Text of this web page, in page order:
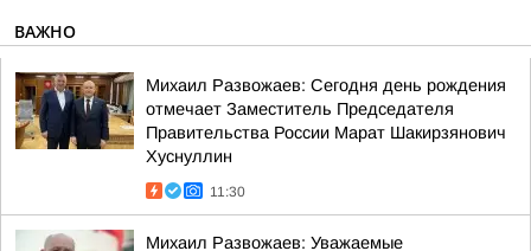
ВАЖНО
Михаил Развожаев: Сегодня день рождения
отмечает Заместитель Председателя
Правительства России Марат Шакирзянович
Хуснуллин
11:30
Михаил Развожаев: Уважаемые